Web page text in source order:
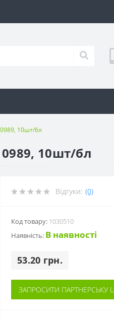
10шт/бл
0989, 10шт/бл
Відгуки: (0)
Код товару: 1030510
Наявність: В наявності
53.20 грн.
ЗАПРОСИТИ ПАРТНЕРСЬКУ